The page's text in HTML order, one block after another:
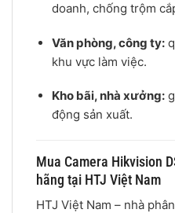
doanh, chống trộm
Văn phòng, công ty:
khu vực làm việc.
Kho bãi, nhà xưởng:
động sản xuất.
Mua Camera Hikvision
hãng tại HTJ Việt Nam
HTJ Việt Nam – nhà